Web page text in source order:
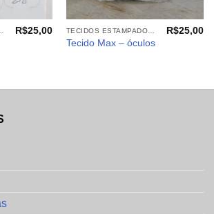
R$25,00
Tecido Max – óculos
R$25,00